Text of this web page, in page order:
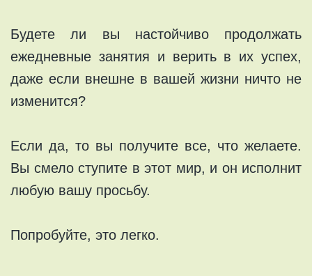
Будете ли вы настойчиво продолжать
ежедневные занятия и верить в их успех,
даже если внешне в вашей жизни ничто не
изменится?
Если да, то вы получите все, что желаете.
Вы смело ступите в этот мир, и он исполнит
любую вашу просьбу.
Попробуйте, это легко.